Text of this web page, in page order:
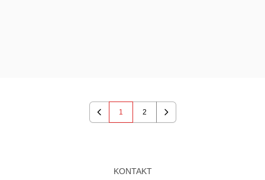
Previous
1 2
Next
KONTAKT